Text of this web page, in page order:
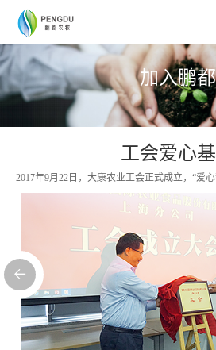
加入鹏都
工会爱心
2017年9月22日，大康农业工会正式成立，“爱